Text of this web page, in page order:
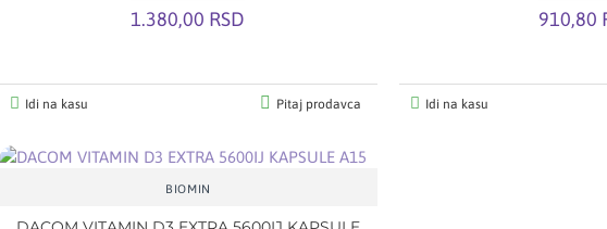
1.380,00 RSD
Idi na kasu Pitaj prodavca
910,80
Idi na kasu
BIOMIN